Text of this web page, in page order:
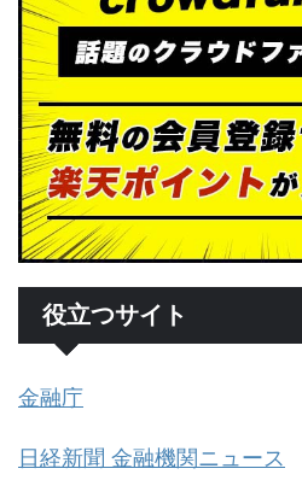
役立つサイト
金融庁
日経新聞 金融機関ニュース